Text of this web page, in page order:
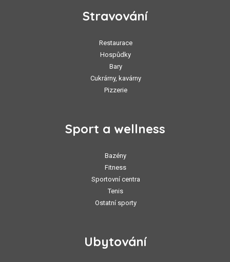
Stravování
Restaurace
Hospůdky
Bary
Cukrárny, kavárny
Pizzerie
Sport a wellness
Bazény
Fitness
Sportovní centra
Tenis
Ostatní sporty
Ubytování